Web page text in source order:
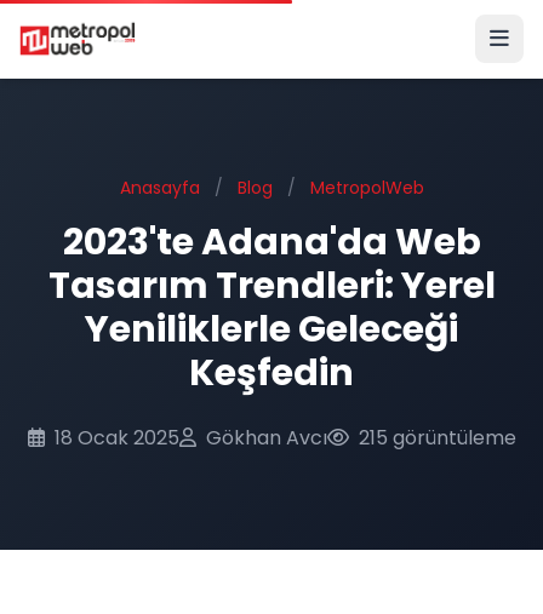
Ana içeriğe geç
Anasayfa / Blog / MetropolWeb
2023'te Adana'da Web
Tasarım Trendleri: Yerel
Yeniliklerle Geleceği
Keşfedin
18 Ocak 2025 Gökhan Avcı 215 görüntüleme